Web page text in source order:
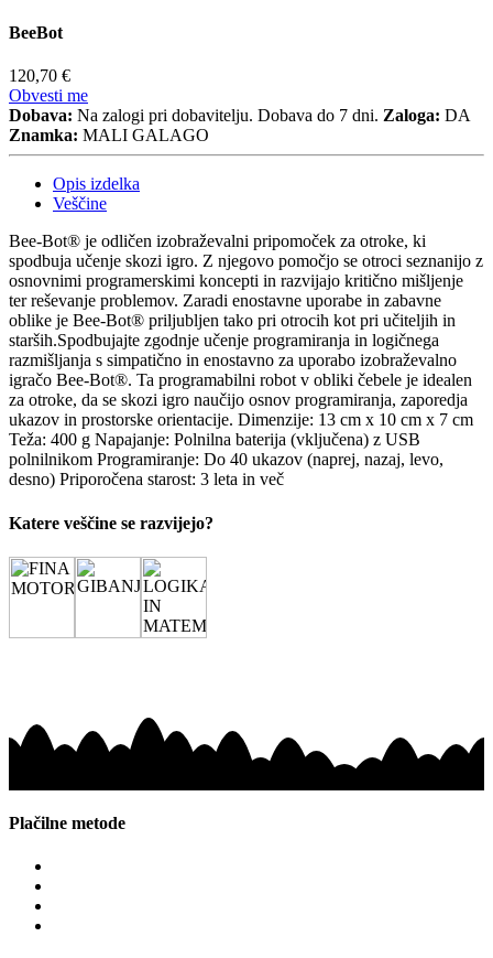
BeeBot
120,70 €
Obvesti me
Dobava: Na zalogi pri dobavitelju. Dobava do 7 dni. Zaloga: DA
Znamka: MALI GALAGO
Opis izdelka
Veščine
Bee-Bot® je odličen izobraževalni pripomoček za otroke, ki
spodbuja učenje skozi igro. Z njegovo pomočjo se otroci seznanijo z
osnovnimi programerskimi koncepti in razvijajo kritično mišljenje
ter reševanje problemov. Zaradi enostavne uporabe in zabavne
oblike je Bee-Bot® priljubljen tako pri otrocih kot pri učiteljih in
starših.Spodbujajte zgodnje učenje programiranja in logičnega
razmišljanja s simpatično in enostavno za uporabo izobraževalno
igračo Bee-Bot®. Ta programabilni robot v obliki čebele je idealen
za otroke, da se skozi igro naučijo osnov programiranja, zaporedja
ukazov in prostorske orientacije. Dimenzije: 13 cm x 10 cm x 7 cm
Teža: 400 g Napajanje: Polnilna baterija (vključena) z USB
polnilnikom Programiranje: Do 40 ukazov (naprej, nazaj, levo,
desno) Priporočena starost: 3 leta in več
Katere veščine se razvijejo?
Plačilne metode